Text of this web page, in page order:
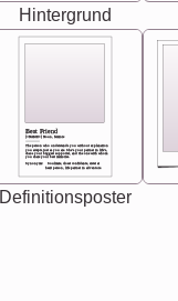
Hintergrund
Best Friend
[<NAME>] Noun, feminie
Synonyms: Soulmate, closet confidante, sister at
heart person, life partner in adventure.
The person who understands you without explanation
you accepts just as you are. She's your partner in life's,
chaos your biggest supporter, and the one with whom
you share your best memories.
Definitionsposter